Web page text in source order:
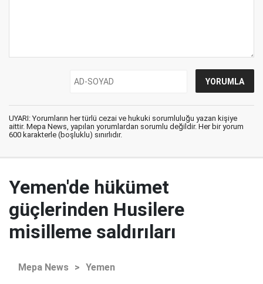
UYARI: Yorumların her türlü cezai ve hukuki sorumluluğu yazan kişiye
aittir. Mepa News, yapılan yorumlardan sorumlu değildir. Her bir yorum
600 karakterle (boşluklu) sınırlıdır.
Yemen'de hükümet
güçlerinden Husilere
misilleme saldırıları
Mepa News > Yemen